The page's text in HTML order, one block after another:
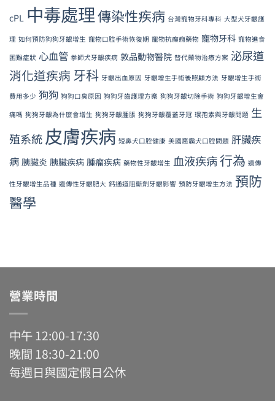
cPL 中毒處理傳染性疾病 台灣寵物牙科專科 大型犬牙齦護
理 如何預防狗狗牙齦增生 寵物口腔手術恢復期 寵物抗癲癇藥物 寵物牙科 寵物進食
困難症狀 心血管 拳師犬牙齦疾病 敦品動物醫院 替代藥物治療方案 泌尿道
消化道疾病 牙科 牙齦出血原因 牙齦增生手術後照顧方法 牙齦增生手術
費用多少 狗狗 狗狗口臭原因 狗狗牙齒護理方案 狗狗牙齦切除手術 狗狗牙齦增生會
痛嗎 狗狗牙齦為什麼會增生 狗狗牙齦腫脹 狗狗牙齦覆蓋牙冠 環孢素與牙齦問題 生
殖系統 皮膚疾病 短鼻犬口腔健康 美國惡霸犬口腔問題 肝臟疾
病 胰臟炎 胰臟疾病 腫瘤疾病 藥物性牙齦增生 血液疾病行為 遺傳
性牙齦增生品種 遺傳性牙齦肥大 鈣通道阻斷劑牙齦影響 預防牙齦增生方法 預防
醫學
營業時間
中午 12:00-17:30
晚間 18:30-21:00
每週日與國定假日公休